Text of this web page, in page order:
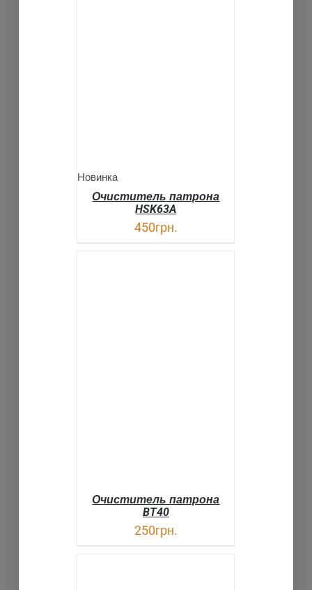
Новинка
Очиститель патрона
HSK63A
450грн.
Очиститель патрона
BT40
250грн.